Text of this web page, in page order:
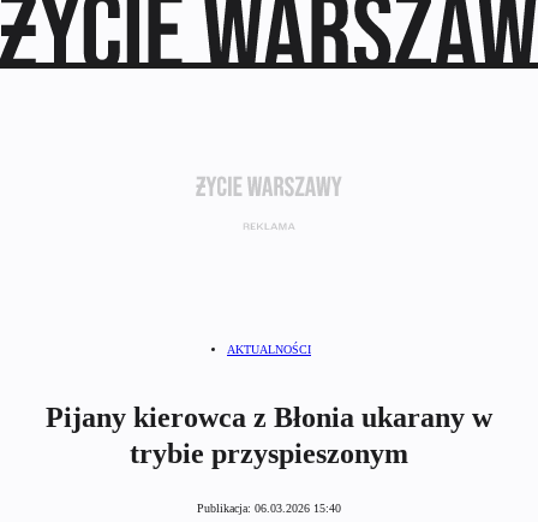
AKTUALNOŚCI
Pijany kierowca z Błonia ukarany w
trybie przyspieszonym
Publikacja: 06.03.2026 15:40